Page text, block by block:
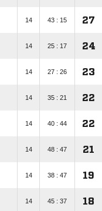
14 43 : 15 27
14 25 : 17 24
14 27 : 26 23
14 35 : 21 22
14 40 : 44 22
14 48 : 47 21
14 38 : 47 19
14 45 : 37 18